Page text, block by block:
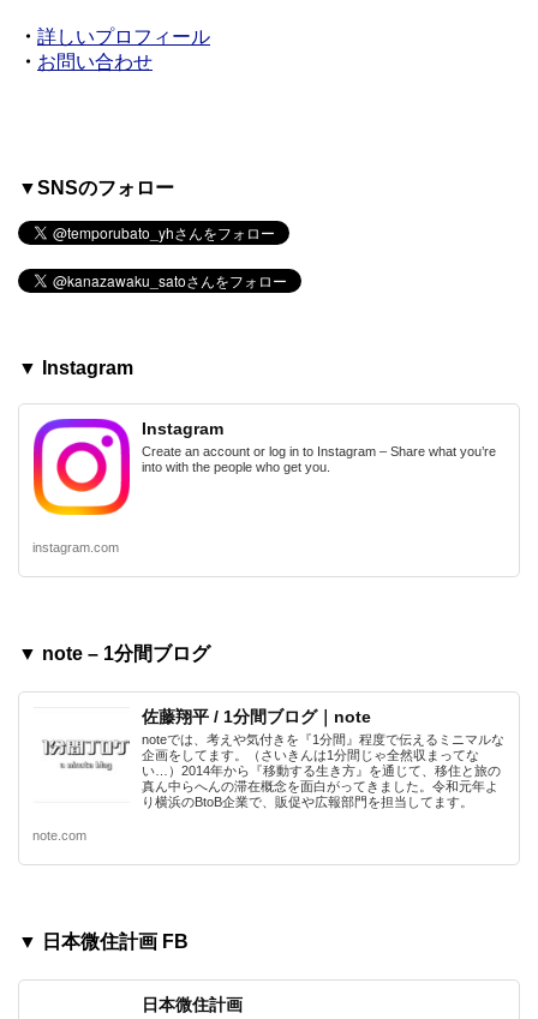
・ 詳しいプロフィール
・ お問い合わせ
▼SNSのフォロー
▼ Instagram
Instagram
Create an account or log in to Instagram – Share what you’re
into with the people who get you.
instagram.com
▼ note – 1分間ブログ
佐藤翔平 / 1分間ブログ｜note
noteでは、考えや気付きを『1分間』程度で伝えるミニマルな
企画をしてます。（さいきんは1分間じゃ全然収まってな
い…）2014年から『移動する生き方』を通じて、移住と旅の
真ん中らへんの滞在概念を面白がってきました。令和元年よ
り横浜のBtoB企業で、販促や広報部門を担当してます。
note.com
▼ 日本微住計画 FB
日本微住計画